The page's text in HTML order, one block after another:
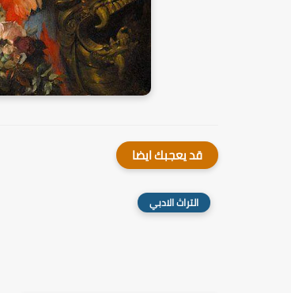
قد يعجبك ايضا
التراث الادبي